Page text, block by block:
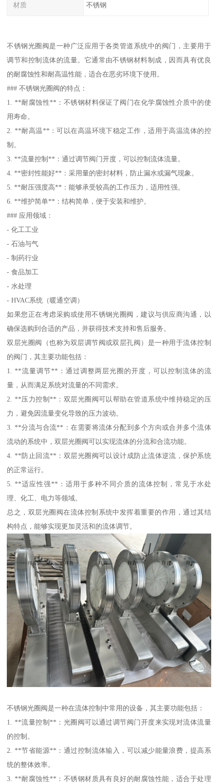
材质 不锈钢
不锈钢光圈阀是一种广泛应用于各类管道系统中的阀门，主要用于
调节和控制流体的流量。它通常由不锈钢材料制成，因而具有优良
的耐腐蚀性和耐高温性能，适合在恶劣环境下使用。
### 不锈钢光圈阀的特点：
1. **耐腐蚀性**：不锈钢材料保证了阀门在化学腐蚀性介质中的使
用寿命。
2. **耐高温**：可以在高温环境下稳定工作，适用于高温流体的控
制。
3. **流量控制**：通过调节阀门开度，可以控制流体流量。
4. **密封性能好**：采用量的密封材料，防止漏水或漏气现象。
5. **耐压强度高**：能够承受较高的工作压力，适用性强。
6. **维护简单**：结构简单，便于安装和维护。
### 应用领域：
- 化工工业
- 石油与气
- 制药行业
- 食品加工
- 水处理
- HVAC系统（暖通空调）
如果您正在考虑采购或使用不锈钢光圈阀，建议与供应商沟通，以
确保选购到合适的产品，并获得技术支持和售后服务。
双层光圈阀（也称为双层调节阀或双层孔阀）是一种用于流体控制
的阀门，其主要功能包括：
1. **流量调节**：通过调整两层光圈的开度，可以控制流体的流
量，从而满足系统对流量的不同需求。
2. **压力控制**：双层光圈阀可以帮助在管道系统中维持稳定的压
力，避免因流量变化导致的压力波动。
3. **分流与合流**：在需要将流体分配到多个方向或合并多个流体
流动的系统中，双层光圈阀可以实现流体的分流和合流功能。
4. **防止回流**：双层光圈阀可以设计成防止流体逆流，保护系统
的正常运行。
5. **适应性强**：适用于多种不同介质的流体控制，常见于水处
理、化工、电力等领域。
总之，双层光圈阀在流体控制系统中发挥着重要的作用，通过其结
构特点，能够实现更加灵活和的流体调节。
不锈钢光圈阀是一种在流体控制中常用的设备，其主要功能包括：
1. **流量控制**：光圈阀可以通过调节阀门开度来实现对流体流量
的控制。
2. **节省能源**：通过控制流体输入，可以减少能量浪费，提高系
统的整体效率。
3. **耐腐蚀性**：不锈钢材质具有良好的耐腐蚀性能，适合于处理